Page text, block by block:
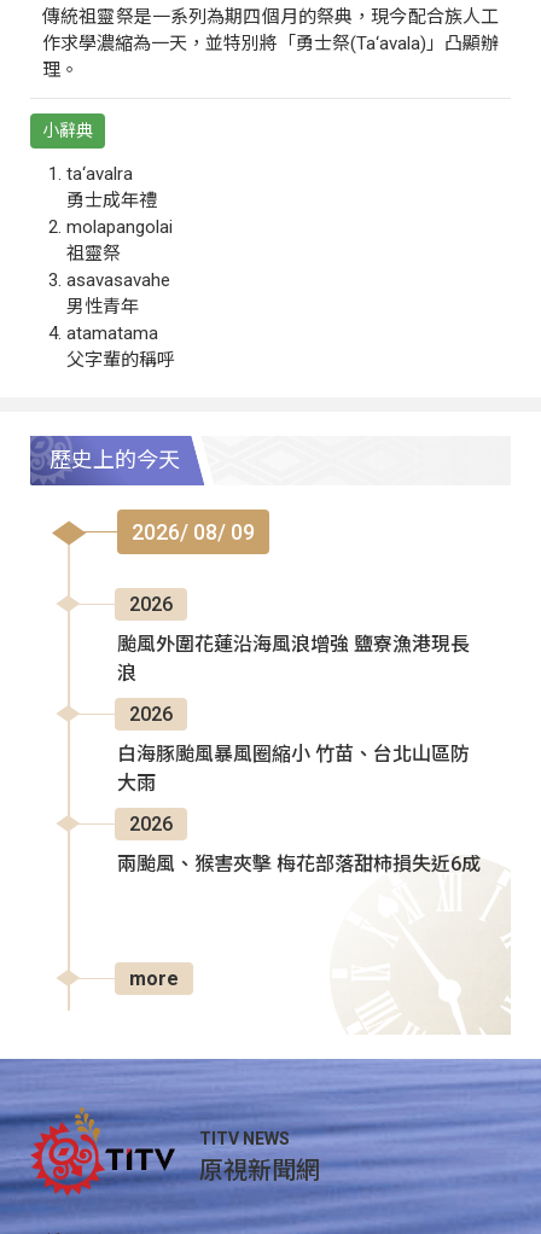
傳統祖靈祭是一系列為期四個月的祭典，現今配合族人工
作求學濃縮為一天，並特別將「勇士祭(Ta‘avala)」凸顯辦
理。
小辭典
ta‘avalra
勇士成年禮
molapangolai
祖靈祭
asavasavahe
男性青年
atamatama
父字輩的稱呼
歷史上的今天
2026/ 08/ 09
2026
颱風外圍花蓮沿海風浪增強 鹽寮漁港現長
浪
2026
白海豚颱風暴風圈縮小 竹苗、台北山區防
大雨
2026
兩颱風、猴害夾擊 梅花部落甜柿損失近6成
more
TITV NEWS
原視新聞網